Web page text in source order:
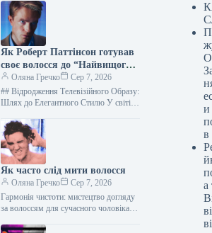
Як Роберт Паттінсон готував
своє волосся до “Найвищого
ефіру”
Оляна Гречко
Сер 7, 2026
## Відродження Телевізійного Образу:
Шлях до Елегантного Стилю У світі
ключовим елементом, актори часто
вдаються до…
Як часто слід мити волосся
Оляна Гречко
Сер 7, 2026
Гармонія чистоти: мистецтво догляду
за волоссям для сучасного чоловіка
сумніву, зробили крок уперед,
и
в
а